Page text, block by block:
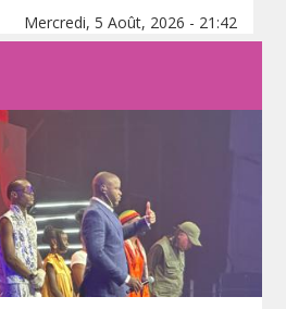
Mercredi, 5 Août, 2026 - 21:42